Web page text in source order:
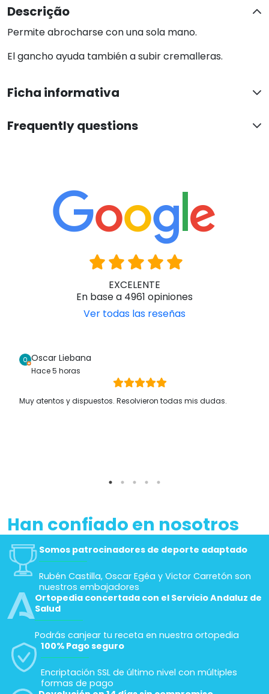
Descrição
Permite abrocharse con una sola mano.
El gancho ayuda también a subir cremalleras.
Ficha informativa
Frequently questions
EXCELENTE
En base a 4961 opiniones
Ver todas las reseñas
Oscar Liebana
Hace 5 horas
Muy atentos y dispuestos. Resolvieron todas mis dudas.
Han confiado en nosotros
Somos patrocinadores de deporte adaptado
Rubén Castilla, Oscar Egéa y Victor Carretón son
nuestros embajadores
Ortopedia concertada con el Servicio Andaluz de
Salud
Podrás canjear tu receta en nuestra ortopedia
100% Pago seguro
Encriptación SSL de último nivel con múltiples
formas de pago